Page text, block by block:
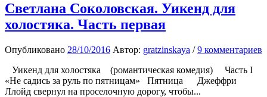
Cветлана Соколовская. Уикенд для
холостяка. Часть первая
Опубликовано 28/10/2016 Автор: gratzinskaya /9 комментариев
Уикенд для холостяка (романтическая комедия) Часть I
«Не садись за руль по пятницам» Пятница Джеффри
Ллойд свернул на проселочную дорогу, чтобы...